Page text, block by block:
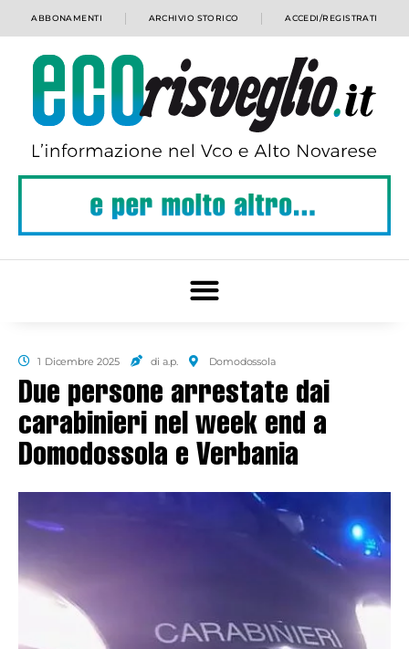
ABBONAMENTI ARCHIVIO STORICO ACCEDI/REGISTRATI
1 Dicembre 2025 di a.p. Domodossola
Due persone arrestate dai
carabinieri nel week end a
Domodossola e Verbania